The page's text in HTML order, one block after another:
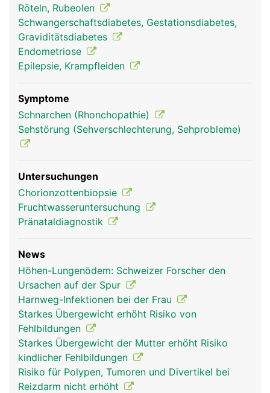
Röteln, Rubeolen
Schwangerschaftsdiabetes, Gestationsdiabetes,
Graviditätsdiabetes
Endometriose
Epilepsie, Krampfleiden
Symptome
Schnarchen (Rhonchopathie)
Sehstörung (Sehverschlechterung, Sehprobleme)
Untersuchungen
Chorionzottenbiopsie
Fruchtwasseruntersuchung
Pränataldiagnostik
News
Höhen-Lungenödem: Schweizer Forscher den
Ursachen auf der Spur
Harnweg-Infektionen bei der Frau
Starkes Übergewicht erhöht Risiko von
Fehlbildungen
Starkes Übergewicht der Mutter erhöht Risiko
kindlicher Fehlbildungen
Risiko für Polypen, Tumoren und Divertikel bei
Reizdarm nicht erhöht